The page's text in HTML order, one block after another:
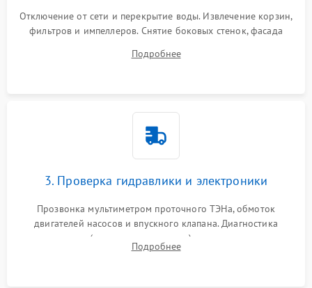
Отключение от сети и перекрытие воды. Извлечение корзин,
фильтров и импеллеров. Снятие боковых стенок, фасада
циркуляционному насосу, ТЭНу и сливной помпе.
Подробнее
3. Проверка гидравлики и электроники
Прозвонка мультиметром проточного ТЭНа, обмоток
двигателей насосов и впускного клапана. Диагностика
прессостата (датчика уровня воды), датчика мутности,
концевика дверцы и электронного модуля управления.
Подробнее